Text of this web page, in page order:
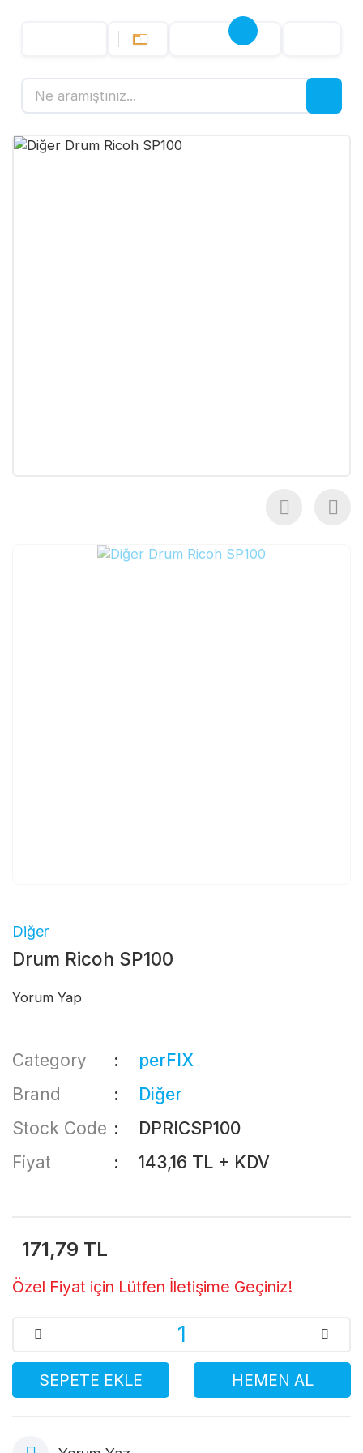
Diğer
Drum Ricoh SP100
Yorum Yap
Category
perFIX
Brand
Diğer
Stock Code
DPRICSP100
Fiyat
143,16 TL + KDV
171,79 TL
Özel Fiyat için Lütfen İletişime Geçiniz!
SEPETE EKLE HEMEN AL